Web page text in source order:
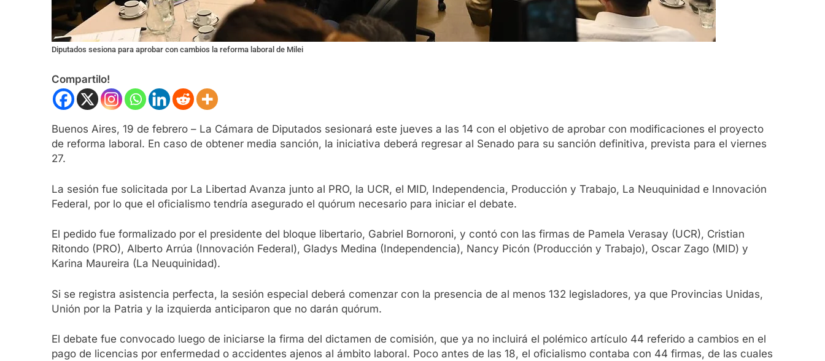
Diputados sesiona para aprobar con cambios la reforma laboral de Milei
Compartilo!
Buenos Aires, 19 de febrero – La Cámara de Diputados sesionará este jueves a las 14 con el objetivo de aprobar con modificaciones el proyecto
de reforma laboral. En caso de obtener media sanción, la iniciativa deberá regresar al Senado para su sanción definitiva, prevista para el viernes
27.
La sesión fue solicitada por La Libertad Avanza junto al PRO, la UCR, el MID, Independencia, Producción y Trabajo, La Neuquinidad e Innovación
Federal, por lo que el oficialismo tendría asegurado el quórum necesario para iniciar el debate.
El pedido fue formalizado por el presidente del bloque libertario, Gabriel Bornoroni, y contó con las firmas de Pamela Verasay (UCR), Cristian
Ritondo (PRO), Alberto Arrúa (Innovación Federal), Gladys Medina (Independencia), Nancy Picón (Producción y Trabajo), Oscar Zago (MID) y
Karina Maureira (La Neuquinidad).
Si se registra asistencia perfecta, la sesión especial deberá comenzar con la presencia de al menos 132 legisladores, ya que Provincias Unidas,
Unión por la Patria y la izquierda anticiparon que no darán quórum.
El debate fue convocado luego de iniciarse la firma del dictamen de comisión, que ya no incluirá el polémico artículo 44 referido a cambios en el
pago de licencias por enfermedad o accidentes ajenos al ámbito laboral. Poco antes de las 18, el oficialismo contaba con 44 firmas, de las cuales